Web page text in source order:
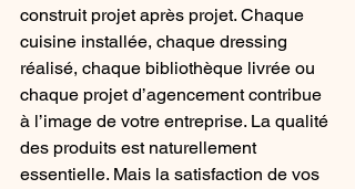
construit projet après projet. Chaque
cuisine installée, chaque dressing
réalisé, chaque bibliothèque livrée ou
chaque projet d’agencement contribue
à l’image de votre entreprise. La qualité
des produits est naturellement
essentielle. Mais la satisfaction de vos